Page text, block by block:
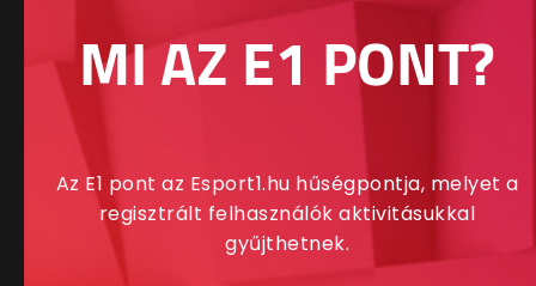
MI AZ E1 PONT?
Az E1 pont az Esport1.hu hűségpontja, melyet a
regisztrált felhasználók aktivitásukkal
gyűjthetnek.